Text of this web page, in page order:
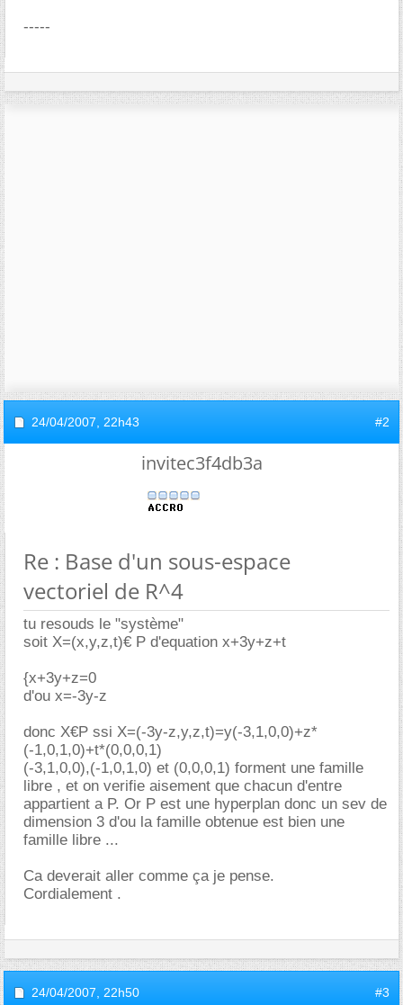
-----
24/04/2007, 22h43 #2
invitec3f4db3a
Re : Base d'un sous-espace
vectoriel de R^4
tu resouds le "système"
soit X=(x,y,z,t)€ P d'equation x+3y+z+t
{x+3y+z=0
d'ou x=-3y-z
donc X€P ssi X=(-3y-z,y,z,t)=y(-3,1,0,0)+z*
(-1,0,1,0)+t*(0,0,0,1)
(-3,1,0,0),(-1,0,1,0) et (0,0,0,1) forment une famille
libre , et on verifie aisement que chacun d'entre
appartient a P. Or P est une hyperplan donc un sev de
dimension 3 d'ou la famille obtenue est bien une
famille libre ...
Ca deverait aller comme ça je pense.
Cordialement .
24/04/2007, 22h50 #3